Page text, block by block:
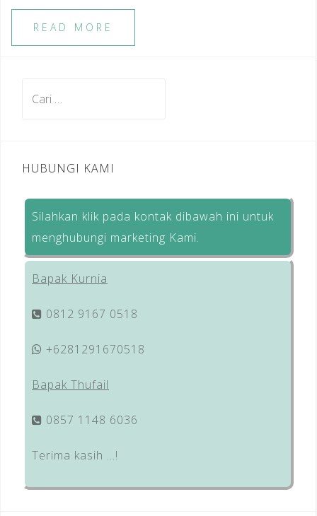
READ MORE
HUBUNGI KAMI
Silahkan klik pada kontak dibawah ini untuk
menghubungi marketing Kami.
Bapak Kurnia
0812 9167 0518
+6281291670518
Bapak Thufail
0857 1148 6036
Terima kasih …!